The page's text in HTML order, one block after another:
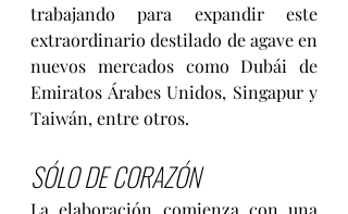
trabajando para expandir este
extraordinario destilado de agave en
nuevos mercados como Dubái de
Emiratos Árabes Unidos, Singapur y
Taiwán, entre otros.
SÓLO DE CORAZÓN
La elaboración comienza con una